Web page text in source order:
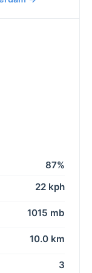
87%
22 kph
1015 mb
10.0 km
3